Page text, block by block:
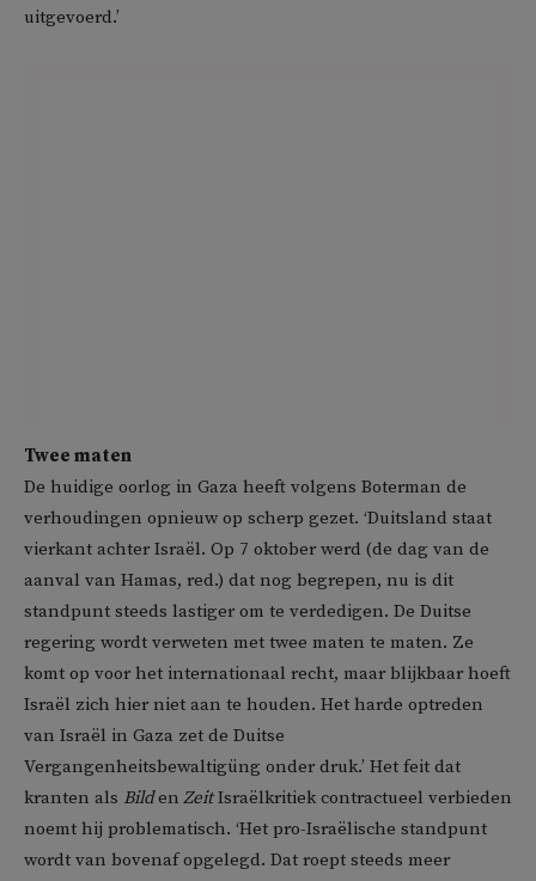
uitgevoerd.’
Twee maten
De huidige oorlog in Gaza heeft volgens Boterman de
verhoudingen opnieuw op scherp gezet. ‘Duitsland staat
vierkant achter Israël. Op 7 oktober werd (de dag van de
aanval van Hamas, red.) dat nog begrepen, nu is dit
standpunt steeds lastiger om te verdedigen. De Duitse
regering wordt verweten met twee maten te maten. Ze
komt op voor het internationaal recht, maar blijkbaar hoeft
Israël zich hier niet aan te houden. Het harde optreden
van Israël in Gaza zet de Duitse
Vergangenheitsbewaltigüng onder druk.’ Het feit dat
kranten als Bilden ZeitIsraëlkritiek contractueel verbieden
noemt hij problematisch. ‘Het pro-Israëlische standpunt
wordt van bovenaf opgelegd. Dat roept steeds meer